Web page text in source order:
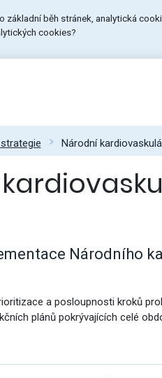
základní běh stránek, analytická
cookies?
Národní
Národního
a posloupnosti kroků
plánů pokrývajících celé